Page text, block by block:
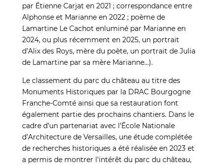
par Étienne Carjat en 2021 ; correspondance entre
Alphonse et Marianne en 2022 ; poème de
Lamartine Le Cachot enluminé par Marianne en
2024, ou plus récemment en 2025, un portrait
d’Alix des Roys, mère du poète, un portrait de Julia
de Lamartine par sa mère Marianne…).
Le classement du parc du château au titre des
Monuments Historiques par la DRAC Bourgogne
Franche-Comté ainsi que sa restauration font
également partie des prochains chantiers. Dans le
cadre d’un partenariat avec l’École Nationale
d’Architecture de Versailles, une étude complétée
de recherches historiques a été réalisée en 2023 et
a permis de montrer l’intérêt du parc du château,